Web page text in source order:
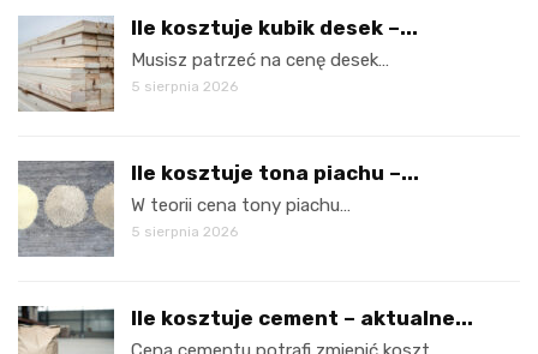
Ile kosztuje kubik desek –...
Musisz patrzeć na cenę desek…
5 sierpnia 2026
Ile kosztuje tona piachu –...
W teorii cena tony piachu…
5 sierpnia 2026
Ile kosztuje cement – aktualne...